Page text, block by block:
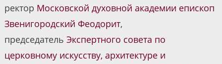
ректор Московской духовной академии епископ
Звенигородский Феодорит,
председатель Экспертного совета по
церковному искусству, архитектуре и